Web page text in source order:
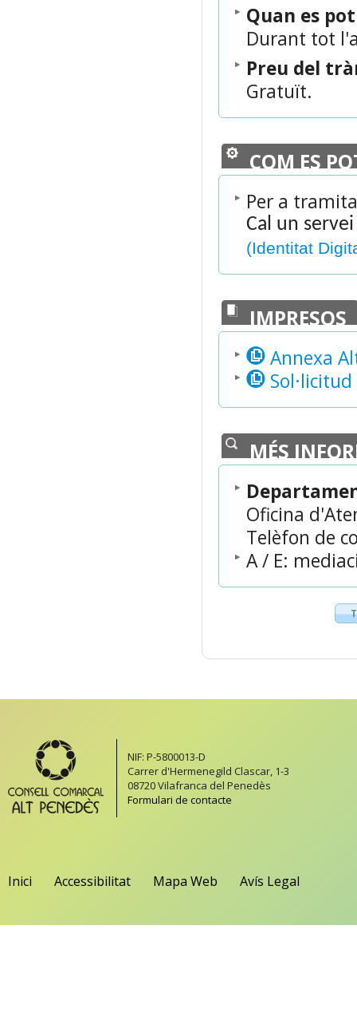
Quan es
Durant tot
Preu del
Gratuït.
COM ES
Per a
Cal un
(Identitat
IMPRESOS
Annexa
MÉS
Oficina
Telèfon de
A / E:
NIF: P-5800013-D
Carrer d'Hermenegild Clascar, 1-3
08720 Vilafranca del Penedès
Formulari de contacte
Inici Accessibilitat Mapa Web Avís Legal